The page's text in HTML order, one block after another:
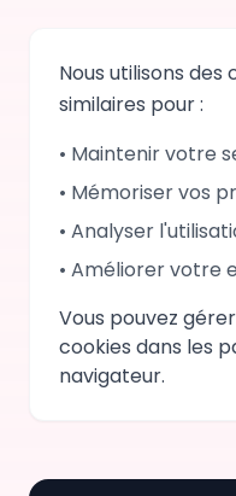
Nous utilisons
similaires pour :
• Maintenir votre
• Mémoriser vos
• Analyser
• Améliorer votre
Vous pouvez
cookies dans les
navigateur.